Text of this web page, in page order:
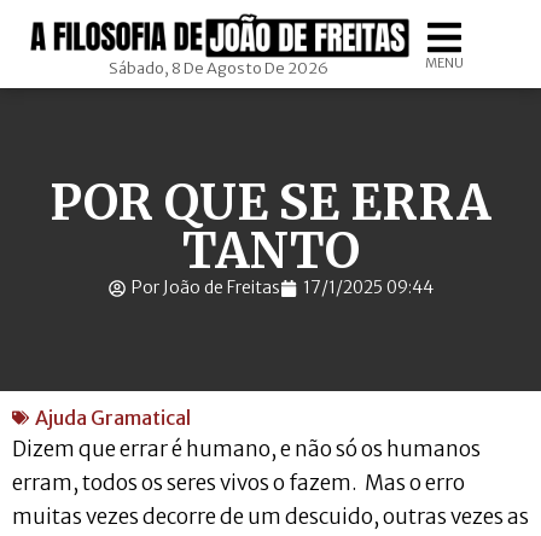
Sábado, 8 De Agosto De 2026 MENU
POR QUE SE ERRA
TANTO
Por João de Freitas 17/1/2025 09:44
Ajuda Gramatical
Dizem que errar é humano, e não só os humanos
erram, todos os seres vivos o fazem. Mas o erro
muitas vezes decorre de um descuido, outras vezes as